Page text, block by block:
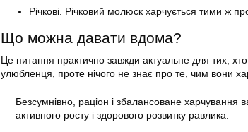
Річкові. Річковий молюск харчується тими ж
Що можна давати вдома?
Це питання практично завжди актуальне для тих,
улюбленця, проте нічого не знає про те, чим вони
Безсумнівно, раціон і збалансоване харчування
активного росту і здорового розвитку равлика.